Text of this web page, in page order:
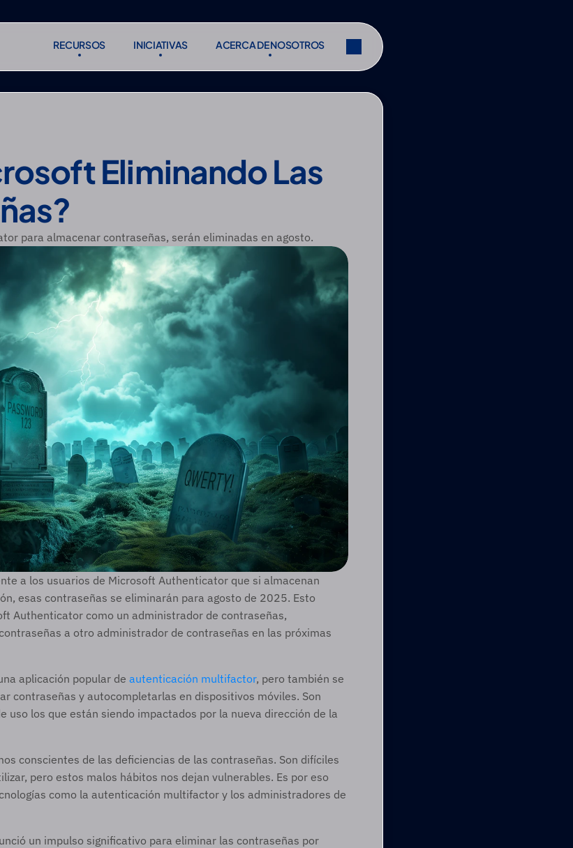
RECURSOS
RECURSOS
INICIATIVAS
INICIATIVAS
ACERCA DE NOSOTROS
ACERCA DE NOSOTROS
Suscribirse
Compartir
Eliminando Las
para almacenar contraseñas, serán eliminadas en agosto.
a los usuarios de Microsoft Authenticator que si almacenan
esas contraseñas se eliminarán para agosto de 2025. Esto
Authenticator como un administrador de contraseñas,
a otro administrador de contraseñas en las próximas
aplicación popular de autenticación multifactor, pero también se
contraseñas y autocompletarlas en dispositivos móviles. Son
uso los que están siendo impactados por la nueva dirección de la
conscientes de las deficiencias de las contraseñas. Son difíciles
pero estos malos hábitos nos dejan vulnerables. Es por eso
como la autenticación multifactor y los administradores de
un impulso significativo para eliminar las contraseñas por